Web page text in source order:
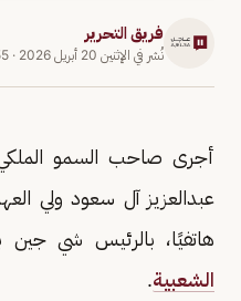
فريق التحرير
نُشر في الإثنين 20 أبريل 2026 ·
أجرى صاحب السمو
عبدالعزيز آل سعود ولي
هاتفيًا، بالرئيس شي جين
الشعبية.